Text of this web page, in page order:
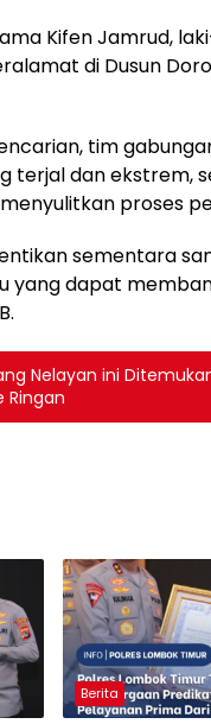
Kifen Jamrud,
di Dusun
tim
terjal dan ekstrem,
proses
sementara
yang dapat
Nelayan ini
Ringan
Berita